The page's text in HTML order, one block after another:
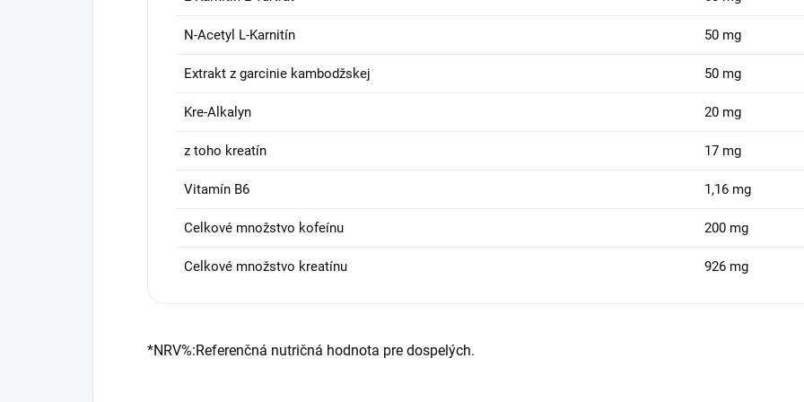
N-Acetyl L-Karnitín 50 mg
Extrakt z garcinie kambodžskej 50 mg
Kre-Alkalyn 20 mg
z toho kreatín 17 mg
Vitamín B6 1,16 mg
Celkové množstvo kofeínu 200 mg
Celkové množstvo kreatínu 926 mg
*NRV%:Referenčná nutričná hodnota pre dospelých.